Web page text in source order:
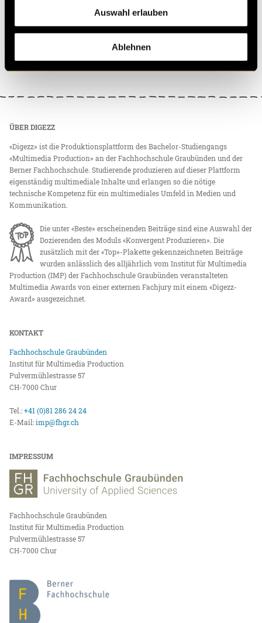
Auswahl erlauben
Ablehnen
ÜBER DIGEZZ
«Digezz» ist die Produktionsplattform des Bachelor-Studiengangs
«Multimedia Production» an der Fachhochschule Graubünden und der
Berner Fachhochschule. Studierende produzieren auf dieser Plattform
eigenständig multimediale Inhalte und erlangen so die nötige
technische Kompetenz für ein multimediales Umfeld in Medien und
Kommunikation.
Die unter «Beste» erscheinenden Beiträge sind eine Auswahl der
Dozierenden des Moduls «Konvergent Produzieren». Die
zusätzlich mit der «Top»-Plakette gekennzeichneten Beiträge
wurden anlässlich des alljährlich vom Institut für Multimedia
Production (IMP) der Fachhochschule Graubünden veranstalteten
Multimedia Awards von einer externen Fachjury mit einem «Digezz-
Award» ausgezeichnet.
KONTAKT
Fachhochschule Graubünden
Institut für Multimedia Production
Pulvermühlestrasse 57
CH-7000 Chur
Tel.:+41 (0)81 286 24 24
E-Mail:imp@fhgr.ch
IMPRESSUM
Fachhochschule Graubünden
Institut für Multimedia Production
Pulvermühlestrasse 57
CH-7000 Chur